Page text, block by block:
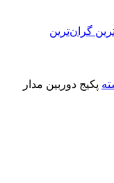
گران‌ترین
پکیج دوربین مدار